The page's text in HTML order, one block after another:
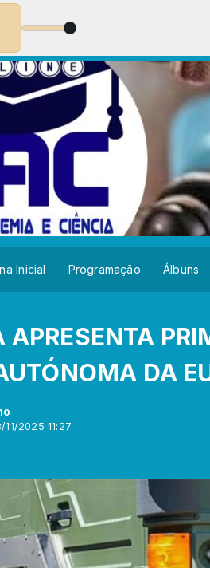
Inicial Programação Álbuns
APRESENTA
DA
2025 11:27